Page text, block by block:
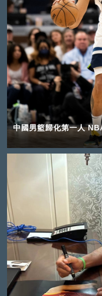
中國男籃歸化第一人